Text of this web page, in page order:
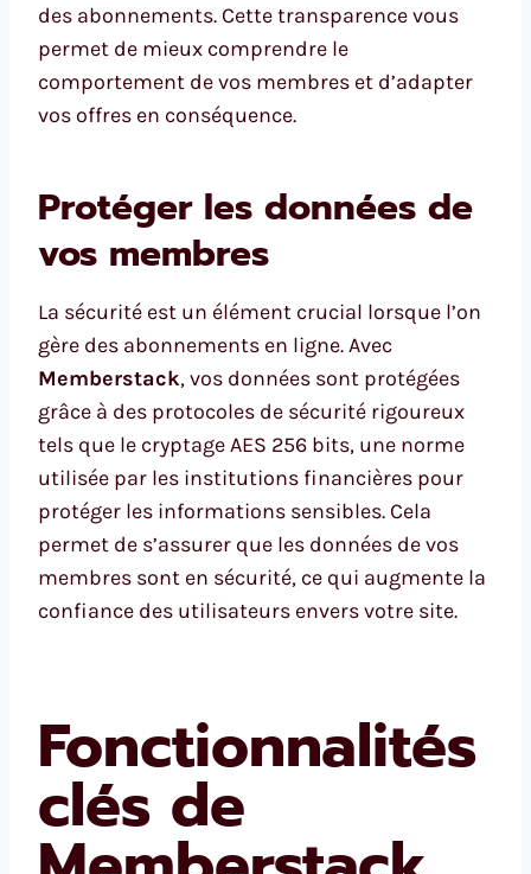
des abonnements. Cette transparence vous
permet de mieux comprendre le
comportement de vos membres et d’adapter
vos offres en conséquence.
Protéger les données de
vos membres
La sécurité est un élément crucial lorsque l’on
gère des abonnements en ligne. Avec
Memberstack, vos données sont protégées
grâce à des protocoles de sécurité rigoureux
tels que le cryptage AES 256 bits, une norme
utilisée par les institutions financières pour
protéger les informations sensibles. Cela
permet de s’assurer que les données de vos
membres sont en sécurité, ce qui augmente la
confiance des utilisateurs envers votre site.
Fonctionnalités
clés de